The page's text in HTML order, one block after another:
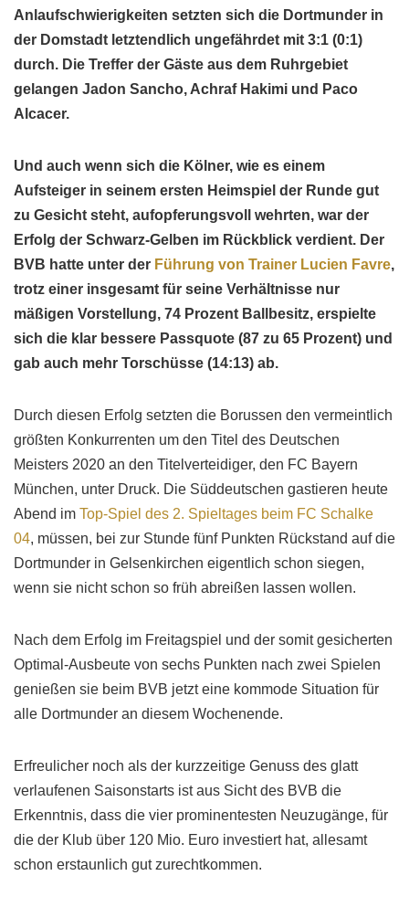
Anlaufschwierigkeiten setzten sich die Dortmunder in
der Domstadt letztendlich ungefährdet mit 3:1 (0:1)
durch. Die Treffer der Gäste aus dem Ruhrgebiet
gelangen Jadon Sancho, Achraf Hakimi und Paco
Alcacer.
Und auch wenn sich die Kölner, wie es einem
Aufsteiger in seinem ersten Heimspiel der Runde gut
zu Gesicht steht, aufopferungsvoll wehrten, war der
Erfolg der Schwarz-Gelben im Rückblick verdient. Der
BVB hatte unter der Führung von Trainer Lucien Favre,
trotz einer insgesamt für seine Verhältnisse nur
mäßigen Vorstellung, 74 Prozent Ballbesitz, erspielte
sich die klar bessere Passquote (87 zu 65 Prozent) und
gab auch mehr Torschüsse (14:13) ab.
Durch diesen Erfolg setzten die Borussen den vermeintlich
größten Konkurrenten um den Titel des Deutschen
Meisters 2020 an den Titelverteidiger, den FC Bayern
München, unter Druck. Die Süddeutschen gastieren heute
Abend im Top-Spiel des 2. Spieltages beim FC Schalke
04, müssen, bei zur Stunde fünf Punkten Rückstand auf die
Dortmunder in Gelsenkirchen eigentlich schon siegen,
wenn sie nicht schon so früh abreißen lassen wollen.
Nach dem Erfolg im Freitagspiel und der somit gesicherten
Optimal-Ausbeute von sechs Punkten nach zwei Spielen
genießen sie beim BVB jetzt eine kommode Situation für
alle Dortmunder an diesem Wochenende.
Erfreulicher noch als der kurzzeitige Genuss des glatt
verlaufenen Saisonstarts ist aus Sicht des BVB die
Erkenntnis, dass die vier prominentesten Neuzugänge, für
die der Klub über 120 Mio. Euro investiert hat, allesamt
schon erstaunlich gut zurechtkommen.